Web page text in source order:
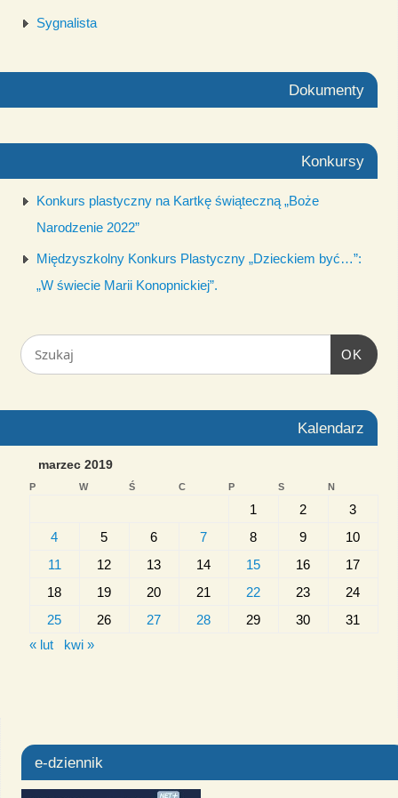
Sygnalista
Dokumenty
Konkursy
Konkurs plastyczny na Kartkę świąteczną „Boże
Narodzenie 2022”
Międzyszkolny Konkurs Plastyczny „Dzieckiem być…”:
„W świecie Marii Konopnickiej”.
OK
Kalendarz
marzec 2019
P W Ś C P S N
1 2
3
4
5 6 7 8 9
10
11
12 13 14 15 16
17
18
19 20 21 22 23
24
25
26 27 28 29 30
31
« lut
kwi »
e-dziennik